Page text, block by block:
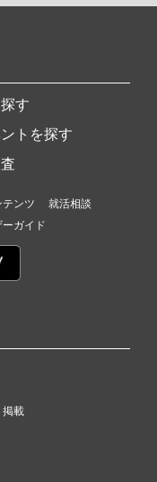
す
トを探す
ンツ
就活相談
ガイド
掲載